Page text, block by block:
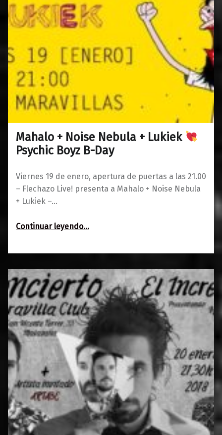
Mahalo + Noise Nebula + Lukiek
Psychic Boyz B-Day
Viernes 19 de enero, apertura de puertas a las 21.00
– Flechazo Live! presenta a Mahalo + Noise Nebula
+ Lukiek –…
Continuar leyendo“Mahalo + Noise Nebula + Lukiek
Psychic Boyz B-Day”
…
15/01/2018
0
Maravillas